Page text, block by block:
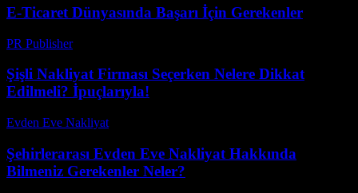
E-Ticaret Dünyasında Başarı İçin Gerekenler
PR Publisher-
Şişli Nakliyat Firması Seçerken Nelere Dikkat
Edilmeli? İpuçlarıyla!
Evden Eve Nakliyat
Şehirlerarası Evden Eve Nakliyat Hakkında
Bilmeniz Gerekenler Neler?